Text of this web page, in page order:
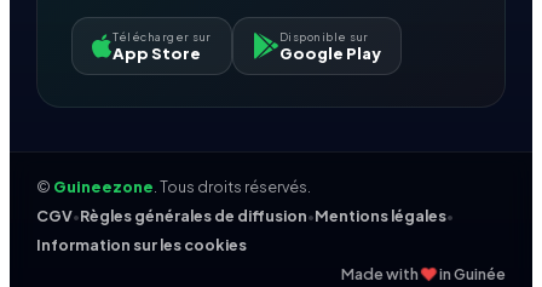
Télécharger sur
App Store
Disponible sur
Google Play
© Guineezone . Tous droits réservés.
CGV•Règles générales de diffusion•Mentions légales•
Information sur les cookies
Made with❤in Guinée